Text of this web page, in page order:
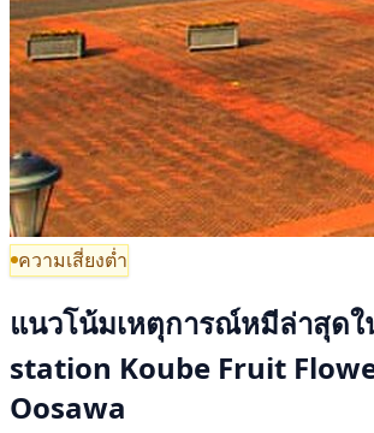
ความเสี่ยงต่ำ
แนวโน้มเหตุการณ์หมีล่าสุดใ
station Koube Fruit
Oosawa